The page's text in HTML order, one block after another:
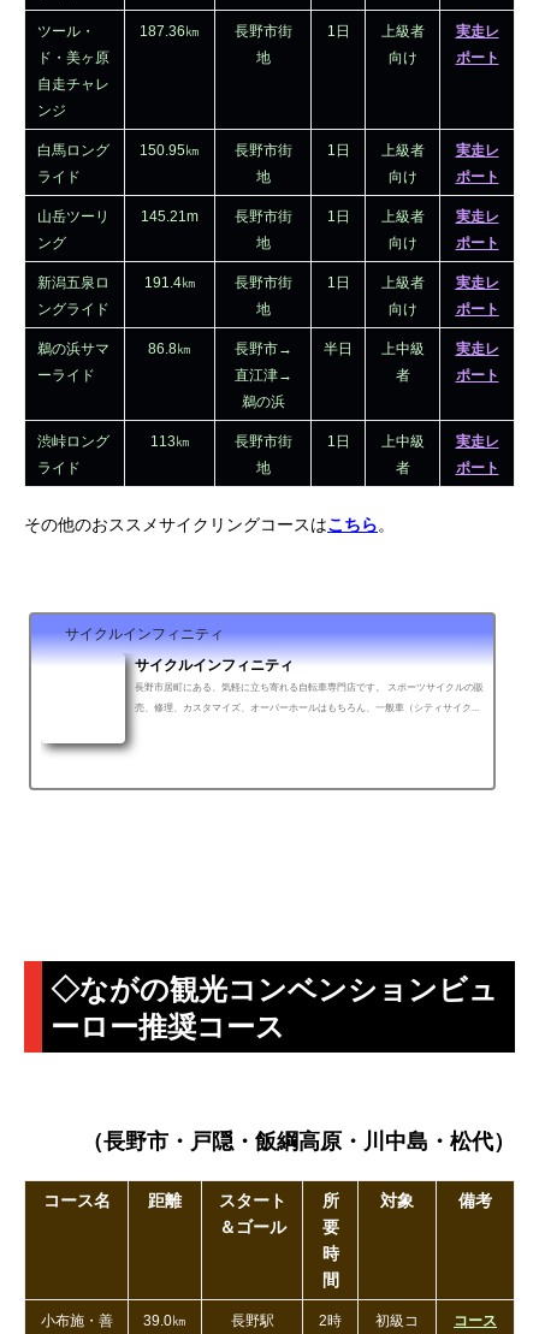
ツール・
ド・美ヶ原
自走チャレ
ンジ
187.36㎞
長野市街
地
1日
上級者
向け
実走レ
ポート
白馬ロング
ライド
150.95㎞
長野市街
地
1日
上級者
向け
実走レ
ポート
山岳ツーリ
ング
145.21m
長野市街
地
1日
上級者
向け
実走レ
ポート
新潟五泉ロ
ングライド
191.4㎞
長野市街
地
1日
上級者
向け
実走レ
ポート
鵜の浜サマ
ーライド
86.8㎞
長野市→
直江津→
鵜の浜
半日
上中級
者
実走レ
ポート
渋峠ロング
ライド
113㎞
長野市街
地
1日
上中級
者
実走レ
ポート
その他のおススメサイクリングコースはこちら。
サイクルインフィニティ
サイクルインフィニティ
長野市居町にある、気軽に立ち寄れる自転車専門店です。 スポーツサイクルの販
売、修理、カスタマイズ、オーバーホールはもちろん、一般車（シティサイク
◇ながの観光コンベンションビュ
ーロー推奨コース
（長野市・戸隠・飯綱高原・川中島・松代）
コース名 距離
スタート
＆ゴール
所
要
時
間
対象 備考
小布施・善 39.0㎞ 長野駅 2時 初級コ コース